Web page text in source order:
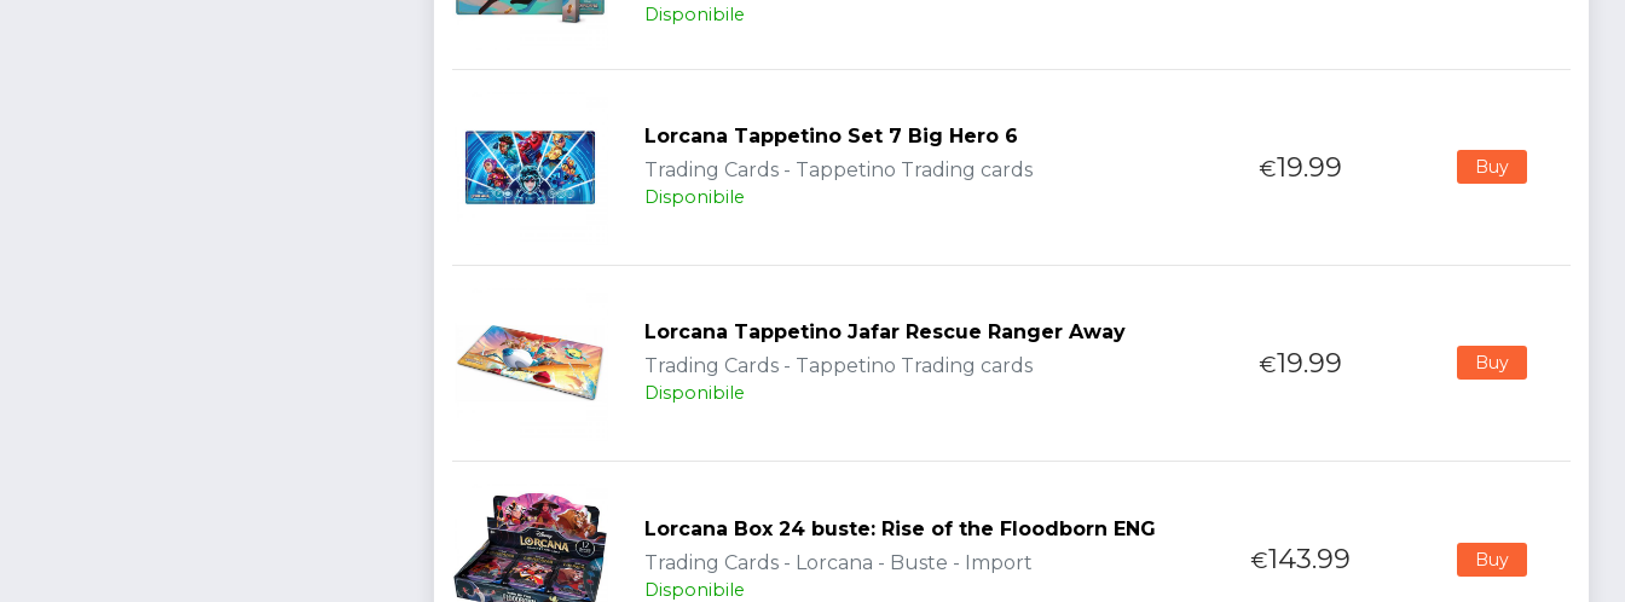
Disponibile
Lorcana Tappetino Set 7 Big Hero 6
Trading Cards - Tappetino Trading cards
Disponibile
€19.99 Buy
Lorcana Tappetino Jafar Rescue Ranger Away
Trading Cards - Tappetino Trading cards
Disponibile
€19.99 Buy
Lorcana Box 24 buste: Rise of the Floodborn ENG
Trading Cards - Lorcana - Buste - Import
Disponibile
€143.99 Buy